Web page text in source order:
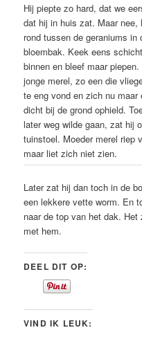
Hij piepte zo hard, dat we
dat hij in huis zat. Maar nee,
rond tussen de geraniums in
bloembak. Keek eens
binnen en bleef maar
jonge merel, zo een die
te eng vond en zich nu maar
dicht bij de grond ophield.
later weg wilde gaan, zat hij
tuinstoel. Moeder merel riep
maar liet zich niet zien.
Later zat hij dan toch in de
een lekkere vette worm. En
naar de top van het dak.
met hem.
DEEL DIT OP:
VIND IK LEUK: